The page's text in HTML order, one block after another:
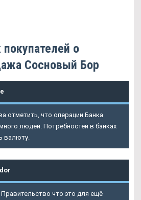
о
Сосновый Бор
отметить, что операции Банка
людей. Потребностей в банках
валюту.
что это для ещё